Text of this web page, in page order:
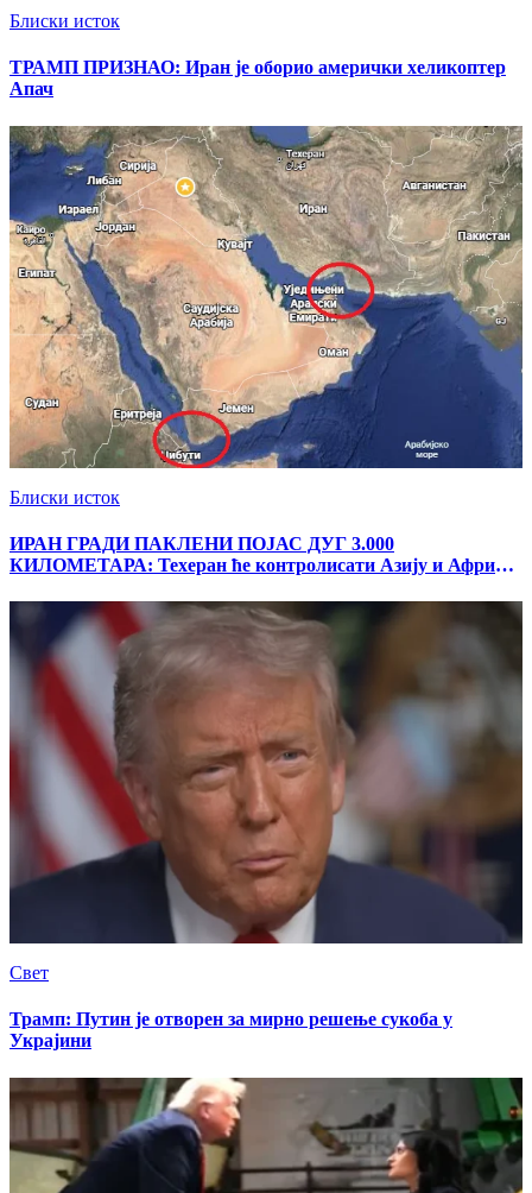
Блиски исток
ТРАМП ПРИЗНАО: Иран је оборио амерички хеликоптер
Апач
Блиски исток
ИРАН ГРАДИ ПАКЛЕНИ ПОЈАС ДУГ 3.000
КИЛОМЕТАРА: Техеран ће контролисати Азију и Африку,
Свет
Трамп: Путин је отворен за мирно решење сукоба у
Украјини